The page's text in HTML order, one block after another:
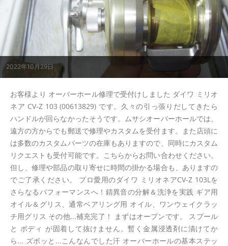
2022年10月29日
お客様より オーバーホール修理で受付けしました ダイワ ミリオ
ネア CV-Z 103 (00613829) です。久々の引っ張りだしてきたら
ハンドルが回らなかったそうです。ムサシオーバーホールでは、
遠方の方からでも郵送で修理やカスタムを受付ます。また店頭に
は多数のカスタムパーツの在庫もありますので、同時にカスタム
リクエストも受付可能です。こちらからお問い合わせください。
但し、修理や部品の取り寄せに時間の掛かる場合も、ありますの
でご了承ください。 プロ愛用のダイワ ミリオネアCV-Z 103Lを
さらなるパフォーマンスへ！錆異音の分解＆洗浄を実践 ギア用
オイル＆グリス、通常ベアリング用 オイル、ワンウェイクラッ
チ用グリス その他...補充完了！ まずはオープンです。 スプール
と ボディ が固着して抜けません。暫く金属浸透剤に漬けてか
ら... ズボッと...こんなんでした汗 オーバーホールの基本ステッ